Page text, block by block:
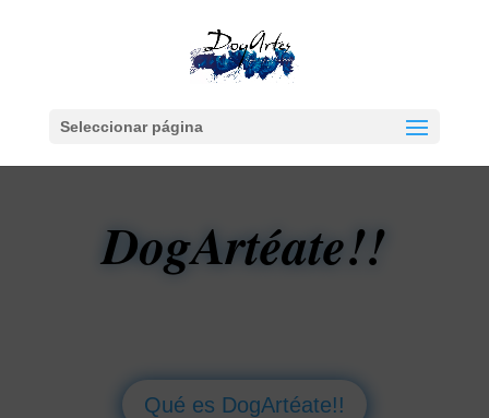
Seleccionar página
DogArtéate!!
Qué es DogArtéate!!